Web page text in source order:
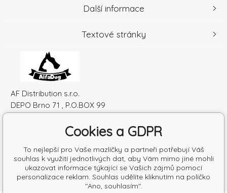
AF Distribution s.r.o.
DEPO Brno 71 , P.O.BOX 99
Česká republika
DIČ: SK2120864328
Další informace
Textové stránky
Cookies a GDPR
To nejlepší pro Vaše mazlíčky a partneři potřebují Váš
souhlas k využití jednotlivých dat, aby Vám mimo jiné mohli
ukazovat informace týkající se Vašich zájmů pomocí
personalizace reklam. Souhlas udělíte kliknutím na políčko
"Ano, souhlasím".